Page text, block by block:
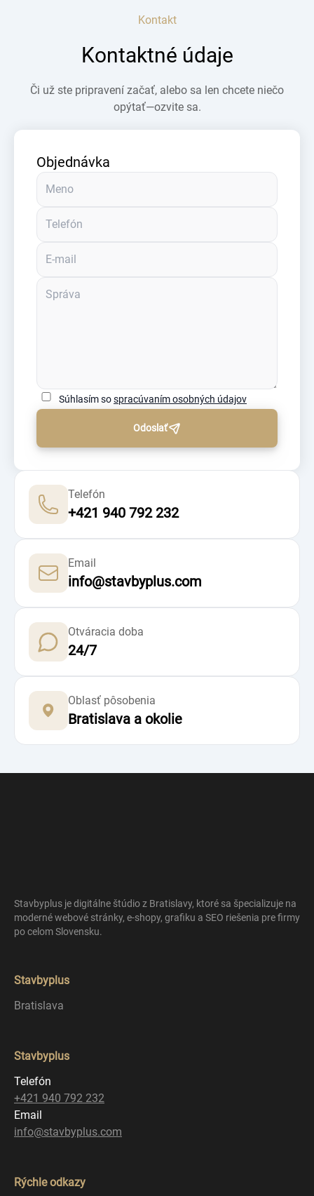
Kontakt
Kontaktné údaje
Či už ste pripravení začať, alebo sa len chcete niečo
opýtať—ozvite sa.
Objednávka
Súhlasím sospracúvaním osobných údajov
Odoslať
Telefón
+421 940 792 232
Email
info@stavbyplus.com
Otváracia doba
24/7
Oblasť pôsobenia
Bratislava a okolie
Stavbyplus je digitálne štúdio z Bratislavy, ktoré sa špecializuje na
moderné webové stránky, e-shopy, grafiku a SEO riešenia pre firmy
po celom Slovensku.
Stavbyplus
Bratislava
Stavbyplus
Telefón
+421 940 792 232
Email
info@stavbyplus.com
Rýchle odkazy